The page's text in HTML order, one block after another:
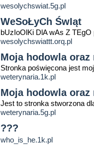
wesolychswiat.5g.pl
WeSoŁyCh ŚwIąt
bUzIoOlKi DlA wAs Z TEgO
wesolychswiattt.orq.pl
Moja hodowla oraz
Stronka poświęcona jest
weterynaria.1k.pl
Moja hodowla oraz
Jest to stronka stworzona
weterynaria.5g.pl
???
who_is_he.1k.pl